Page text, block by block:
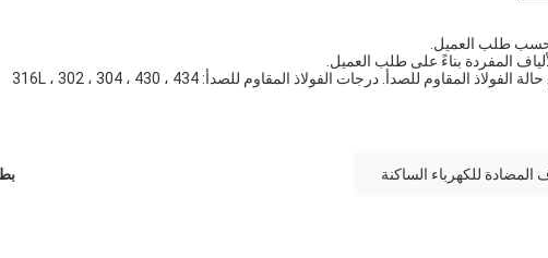
3) ستتغير مقاومة درجة حرارة الغرفة للألياف مع حالة الفولاذ المقاوم للصدأ. درجات الفولاذ المقاوم للصدأ: 316L ، 302 ، 304 ، 430 ، 434